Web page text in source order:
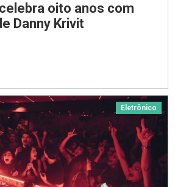
oito anos com
Danny Krivit
Eletrônico